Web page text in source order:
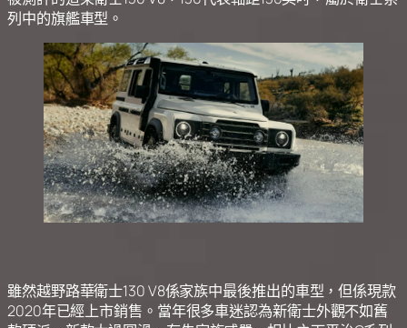
列中的旗艦車型。
雖然越野路華衛士130 V8係家族中最後推出的車型，但係現款
2020年已經上市銷售。當年很多車迷認為新衛士外觀不如舊